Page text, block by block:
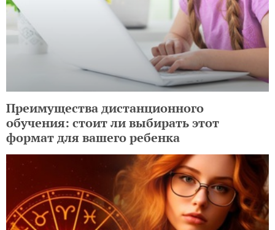
Преимущества дистанционного
обучения: стоит ли выбирать этот
формат для вашего ребенка